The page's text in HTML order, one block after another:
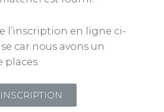
l’inscription en ligne ci-
car nous avons un
places.
INSCRIPTION